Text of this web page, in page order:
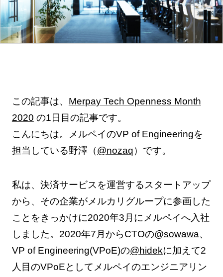
この記事は、 Merpay Tech Openness Month
2020 の1日目の記事です。
こんにちは。メルペイのVP of Engineeringを
担当している野澤（@nozaq）です。
私は、決済サービスを運営するスタートアップ
から、その企業がメルカリグループに参画した
ことをきっかけに2020年3月にメルペイへ入社
しました。2020年7月からCTOの@sowawa、
VP of Engineering(VPoE)の@hidekに加えて2
人目のVPoEとしてメルペイのエンジニアリン